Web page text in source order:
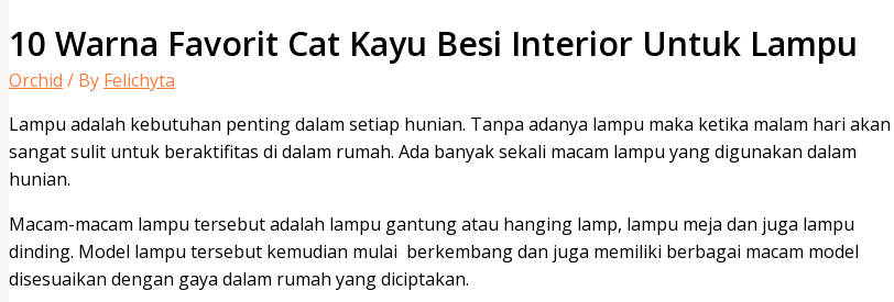
10 Warna Favorit Cat Kayu Besi Interior Untuk Lampu
Orchid / By Felichyta
Lampu adalah kebutuhan penting dalam setiap hunian. Tanpa adanya lampu maka ketika malam hari akan
sangat sulit untuk beraktifitas di dalam rumah. Ada banyak sekali macam lampu yang digunakan dalam
hunian.
Macam-macam lampu tersebut adalah lampu gantung atau hanging lamp, lampu meja dan juga lampu
dinding. Model lampu tersebut kemudian mulai berkembang dan juga memiliki berbagai macam model
disesuaikan dengan gaya dalam rumah yang diciptakan.